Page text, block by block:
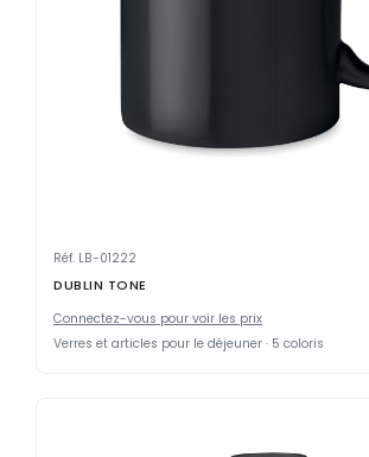
Réf. LB-01222
DUBLIN TONE
Connectez-vous pour voir les prix
Verres et articles pour le déjeuner · 5 coloris